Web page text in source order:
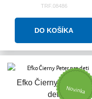
TRF.08486
Efko Čierny Peter pre
deti
Novinka